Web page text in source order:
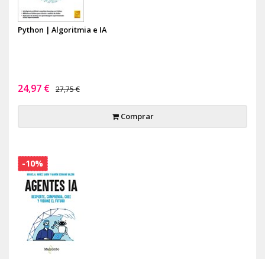
Python | Algoritmia e IA
24,97 € 27,75 €
Comprar
-10%